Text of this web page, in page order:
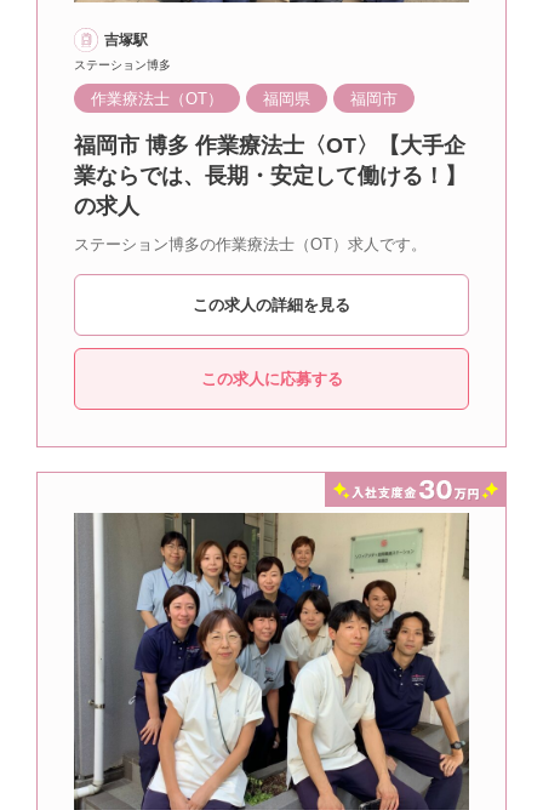
吉塚駅
ステーション博多
作業療法士（OT） 福岡県 福岡市
福岡市 博多 作業療法士〈OT〉【大手企
業ならでは、長期・安定して働ける！】
の求人
ステーション博多の作業療法士（OT）求人です。
この求人の詳細を見る
この求人に応募する